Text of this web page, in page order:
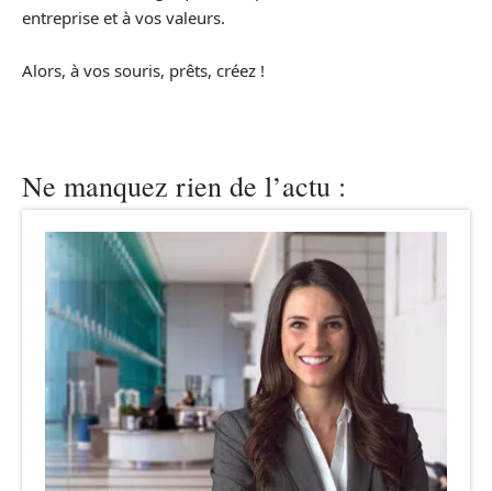
entreprise et à vos valeurs.
Alors, à vos souris, prêts, créez !
Ne manquez rien de l’actu :